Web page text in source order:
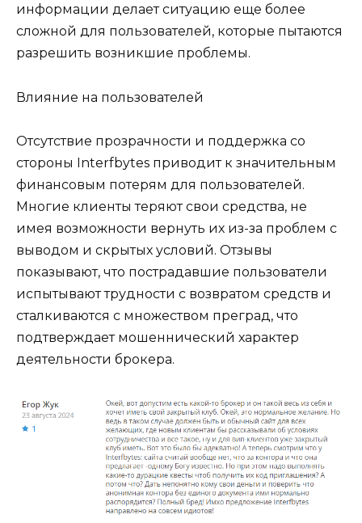
информации делает ситуацию еще более
сложной для пользователей, которые пытаются
разрешить возникшие проблемы.
Влияние на пользователей
Отсутствие прозрачности и поддержка со
стороны Interfbytes приводит к значительным
финансовым потерям для пользователей.
Многие клиенты теряют свои средства, не
имея возможности вернуть их из-за проблем с
выводом и скрытых условий. Отзывы
показывают, что пострадавшие пользователи
испытывают трудности с возвратом средств и
сталкиваются с множеством преград, что
подтверждает мошеннический характер
деятельности брокера.